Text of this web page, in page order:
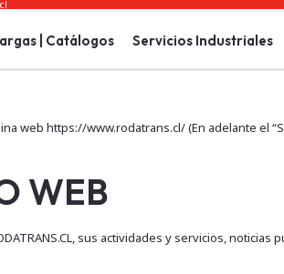
| Catálogos Servicios Industriales
web https://www.rodatrans.cl/ (En adelante el
WEB
sus actividades y servicios, noticias